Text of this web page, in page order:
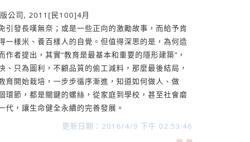
公司, 2011[民100]4月
發長嘆無奈；或是一些正向的激勵故事，而給予肯
樣米、養百樣人的自覺。但值得深思的是，為何造
者提出，其實”教育是最基本和重要的隱形建築”，
只為圖利，不顧品質的偷工減料，那麼最後結局，
育開始栽培，一步步循序漸進，知道如何做人、做
節，都是關鍵的螺絲，從家庭到學校，甚至社會磨
，讓生命健全永續的完善發展。
更新日期：2016/4/9 下午 02:53:46